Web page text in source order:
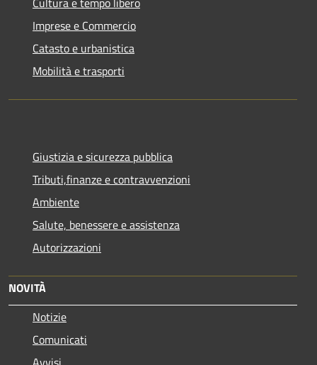
Imprese e Commercio
Catasto e urbanistica
Mobilità e trasporti
Giustizia e sicurezza pubblica
Tributi,finanze e contravvenzioni
Ambiente
Salute, benessere e assistenza
Autorizzazioni
NOVITÀ
Notizie
Comunicati